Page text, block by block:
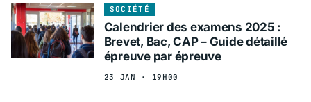
SOCIÉTÉ
Calendrier des examens 2025 :
Brevet, Bac, CAP – Guide détaillé
épreuve par épreuve
23 JAN · 19H00